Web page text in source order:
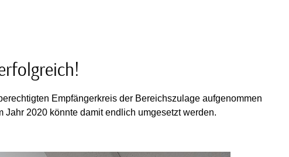
Empfängerkreis der Bereichszulage aufgenommen
2020 könnte damit endlich umgesetzt werden.